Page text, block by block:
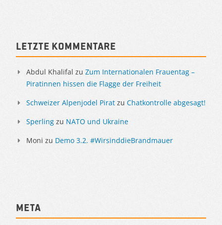
Letzte Kommentare
Abdul Khalifal zu Zum Internationalen Frauentag –
Piratinnen hissen die Flagge der Freiheit
Schweizer Alpenjodel Pirat zu Chatkontrolle abgesagt!
Sperling zu NATO und Ukraine
Moni zu Demo 3.2. #WirsinddieBrandmauer
Meta